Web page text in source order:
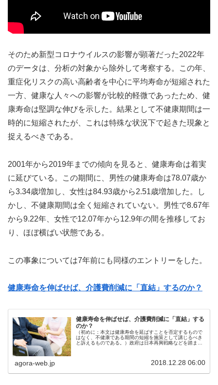
そのため新型コロナウイルスの影響が顕著だった2022年
のデータは、分析の対象から除外して考察する。この年、
重症化リスクの高い高齢者を中心に平均寿命が短縮された
一方、健康な人々への影響が比較的軽微であったため、健
康寿命は堅調な伸びを示した。結果として不健康期間は一
時的に短縮されたが、これは特殊な状況下で起きた現象と
捉えるべきである。
2001年から2019年までの傾向を見ると、健康寿命は着実
に延びている。この期間に、男性の健康寿命は78.07歳か
ら3.34歳増加し、女性は84.93歳から2.51歳増加した。し
かし、不健康期間は全く短縮されていない。男性で8.67年
から9.22年、女性で12.07年から12.9年の間を推移してお
り、ほぼ横ばい状態である。
この事象については7年前にも同様のエントリーをした。
健康寿命を伸ばせば、介護費削減に「直結」するのか？
健康寿命を伸ばせば、介護費削減に「直結」する
のか？
（初めに：本文は健康寿命を延ばすことを否定するもので
はなく、不健康である期間の短縮を施策として講じるべき
と訴えるものである。）政府は日本再興戦略などを踏ま
agora-web.jp 2018.12.28 06:00